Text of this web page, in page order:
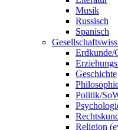
Musik
Russisch
Spanisch
Erdkunde/
Geschichte
Politik/
Religion